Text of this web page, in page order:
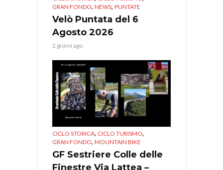
GRAN FONDO, NEWS, PUNTATE
Velò Puntata del 6
Agosto 2026
2 giorni ago
CICLO STORICA, CICLO TURISMO,
GRAN FONDO, MOUNTAIN BIKE
GF Sestriere Colle delle
Finestre Via Lattea –